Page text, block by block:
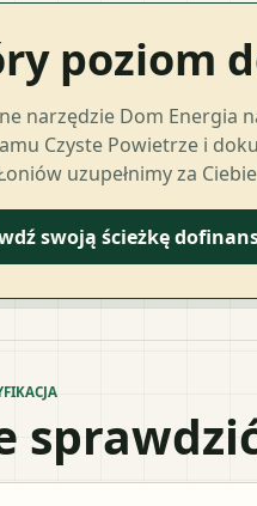
poziom
narzędzie Dom
Czyste Powietrze i
uzupełnimy za
swoją ścieżkę